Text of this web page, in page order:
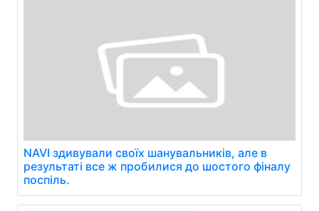
NAVI здивували своїх шанувальників, але в
результаті все ж пробилися до шостого фіналу
поспіль.